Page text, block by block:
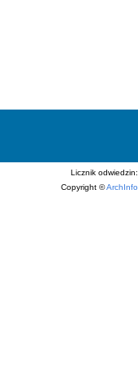
Licznik odwiedzin:
Copyright ©ArchInfo